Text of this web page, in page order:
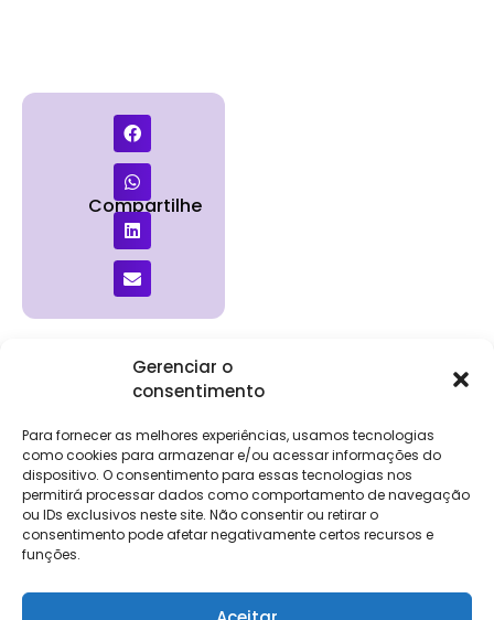
Gerenciar o
consentimento
Para fornecer as melhores experiências, usamos tecnologias
como cookies para armazenar e/ou acessar informações do
dispositivo. O consentimento para essas tecnologias nos
permitirá processar dados como comportamento de navegação
ou IDs exclusivos neste site. Não consentir ou retirar o
consentimento pode afetar negativamente certos recursos e
funções.
Compartilhe
Institucional
Trabalhe
Conosco
Contato
Relatório de
Salarial
Clientes
Login
Eventos
Contábeis
Holos
NG Essence
Soluções
DP e RH
NG Folha
eKeep
FisCo